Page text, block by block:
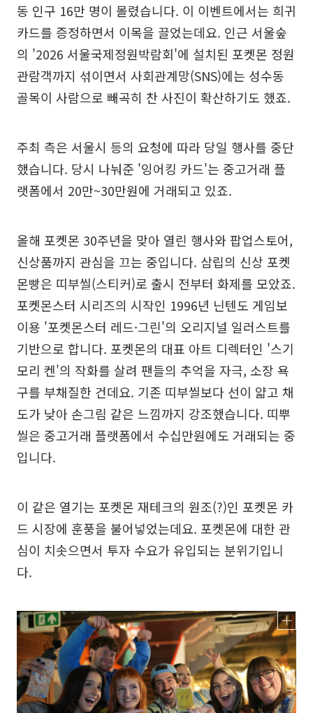
동 인구 16만 명이 몰렸습니다. 이 이벤트에서는 희귀
카드를 증정하면서 이목을 끌었는데요. 인근 서울숲
의 '2026 서울국제정원박람회'에 설치된 포켓몬 정원
관람객까지 섞이면서 사회관계망(SNS)에는 성수동
골목이 사람으로 빼곡히 찬 사진이 확산하기도 했죠.
주최 측은 서울시 등의 요청에 따라 당일 행사를 중단
했습니다. 당시 나눠준 '잉어킹 카드'는 중고거래 플
랫폼에서 20만~30만원에 거래되고 있죠.
올해 포켓몬 30주년을 맞아 열린 행사와 팝업스토어,
신상품까지 관심을 끄는 중입니다. 삼립의 신상 포켓
몬빵은 띠부씰(스티커)로 출시 전부터 화제를 모았죠.
포켓몬스터 시리즈의 시작인 1996년 닌텐도 게임보
이용 '포켓몬스터 레드·그린'의 오리지널 일러스트를
기반으로 합니다. 포켓몬의 대표 아트 디렉터인 '스기
모리 켄'의 작화를 살려 팬들의 추억을 자극, 소장 욕
구를 부채질한 건데요. 기존 띠부씰보다 선이 얇고 채
도가 낮아 손그림 같은 느낌까지 강조했습니다. 띠뿌
씰은 중고거래 플랫폼에서 수십만원에도 거래되는 중
입니다.
이 같은 열기는 포켓몬 재테크의 원조(?)인 포켓몬 카
드 시장에 훈풍을 불어넣었는데요. 포켓몬에 대한 관
심이 치솟으면서 투자 수요가 유입되는 분위기입니
다.